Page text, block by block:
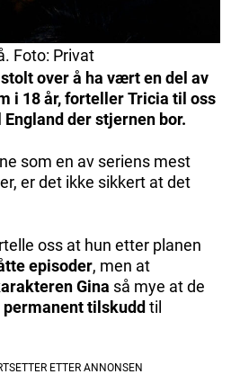
Foto: Privat
over å ha vært en del av
i 18 år, forteller Tricia til oss
der stjernen bor.
som en av seriens mest
er det ikke sikkert at det
oss at hun etter planen
episoder, men at
Gina så mye at de
permanent tilskuddtil